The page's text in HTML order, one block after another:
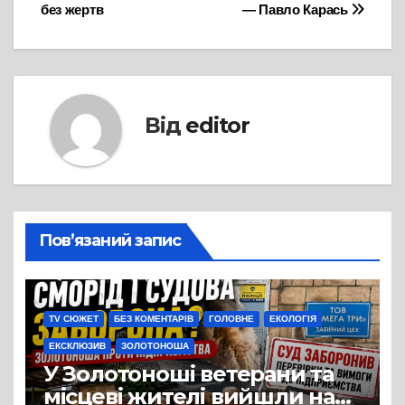
— Павло Карась
без жертв
Від editor
Пов’язаний запис
TV СЮЖЕТ БЕЗ КОМЕНТАРІВ ГОЛОВНЕ ЕКОЛОГІЯ
ЕКСКЛЮЗИВ ЗОЛОТОНОША
У Золотоноші ветерани та
місцеві жителі вийшли на